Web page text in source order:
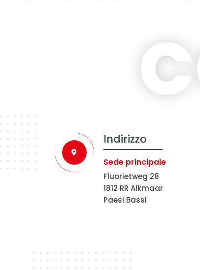
Indirizzo
Sede principale
Fluorietweg 28
1812 RR Alkmaar
Paesi Bassi